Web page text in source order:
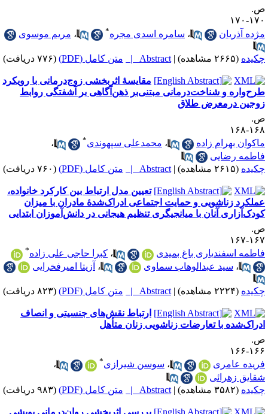
۱۷۰
آذریان
،سامره اسدی مجره ،مریم موسوی
(۲۶۶۵ مشاهده) |
Abstract | متن کامل (PDF) (۷۷۶ دریافت)
مقایسهٔ اثربخشی زوج‌درمانی با رویکرد
و شناخت‌درمانی مبتنی‌بر ذهن‌آگاهی بر آشفتگی روابط
درمعرض طلاق
۱۶۸
بهرام زاده
،محمدعلی سپهوندی
،
رضایی
(۲۶۱۵ مشاهده) |
Abstract | متن کامل (PDF) (۷۶۰ دریافت)
تعیین مدل ارتباط بین کارکرد خانواده،
زناشویی و حمایت اجتماعی ادراک‌شدهٔ مادران با میزان
آنان با میانجیگری تنظیم هیجانی در دانش‌آموزان ابتدایی
۱۶۷
اسفندیاری باغ بمیدی
،کبرا حاجی علی زاده
،سید عبدالوهاب سماوی ،آزیتا امیرفخرایی
(۲۲۲۴ مشاهده) |
Abstract | متن کامل (PDF) (۸۲۳ دریافت)
ارتباط نقش‌های جنسیتی و انصاف
با تعارضات زناشویی زنان متأهل
۱۶۶
عامری
،سوسن شیرازی
،
زهرائی
(۳۵۸۲ مشاهده) |
Abstract | متن کامل (PDF) (۹۸۳ دریافت)
بررسی اثربخشی روان‌درمانی پویشی